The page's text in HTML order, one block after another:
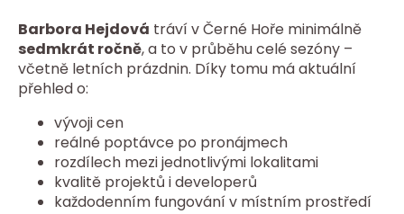
Barbora Hejdová tráví v Černé Hoře minimálně
sedmkrát ročně, a to v průběhu celé sezóny –
včetně letních prázdnin. Díky tomu má aktuální
přehled o:
vývoji cen
reálné poptávce po pronájmech
rozdílech mezi jednotlivými lokalitami
kvalitě projektů i developerů
každodenním fungování v místním prostředí